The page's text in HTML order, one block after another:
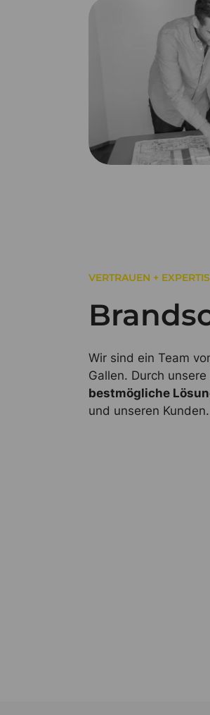
VERTRAUEN +
Wir sind ein Team
Gallen. Durch
bestmögliche
und unseren Kunden.